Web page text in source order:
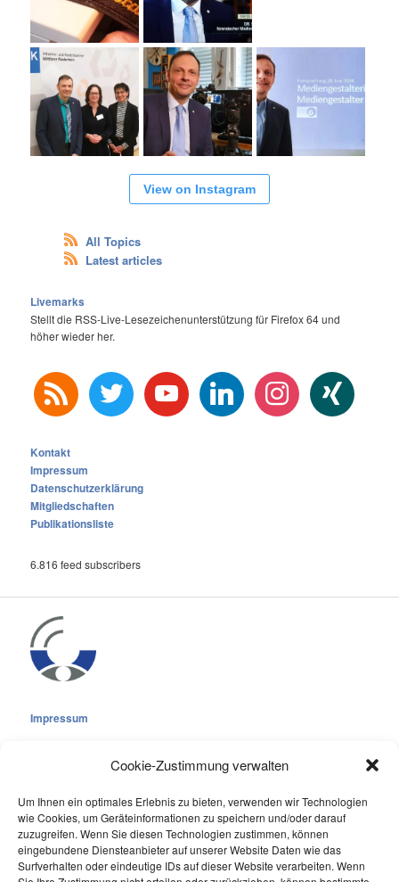
Cookie-Zustimmung verwalten
Um Ihnen ein optimales Erlebnis zu bieten, verwenden wir Technologien
wie Cookies, um Geräteinformationen zu speichern und/oder darauf
zuzugreifen. Wenn Sie diesen Technologien zustimmen, können
eingebundene Diensteanbieter auf unserer Website Daten wie das
Surfverhalten oder eindeutige IDs auf dieser Website verarbeiten. Wenn
View on Instagram
All Topics
Latest articles
Livemarks
Stellt die RSS-Live-Lesezeichenunterstützung für Firefox 64 und
höher wieder her.
rss twitter youtube linkedin instagram xing
Kontakt
Impressum
Datenschutzerklärung
Mitgliedschaften
Publikationsliste
6.816 feed subscribers
Impressum
Cookie-Richtlinie (EU)
Datenschutzerklärung